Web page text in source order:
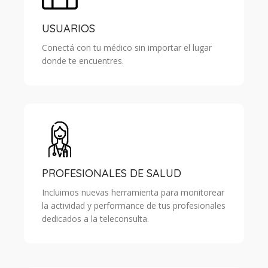
USUARIOS
Conectá con tu médico sin importar el lugar
donde te encuentres.
PROFESIONALES DE SALUD
Incluimos nuevas herramienta para monitorear
la actividad y performance de tus profesionales
dedicados a la teleconsulta.